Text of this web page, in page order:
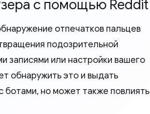
с помощью Reddit
отпечатков пальцев
подозрительной
записями или настройки вашего
обнаружить это и выдать
ботами, но может также повлиять